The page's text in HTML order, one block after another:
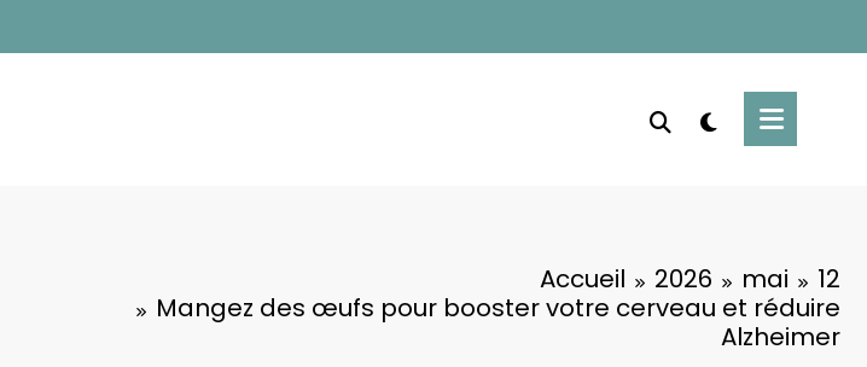
Accueil 2026 mai
12
Mangez des œufs pour booster votre cerveau et réduire
Alzheimer